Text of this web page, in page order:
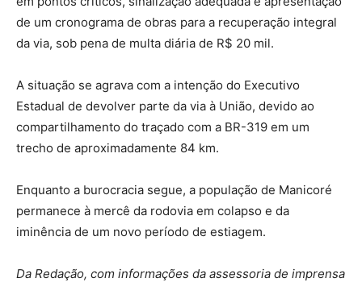
de um cronograma de obras para a recuperação integral
da via, sob pena de multa diária de R$ 20 mil.
A situação se agrava com a intenção do Executivo
Estadual de devolver parte da via à União, devido ao
compartilhamento do traçado com a BR-319 em um
trecho de aproximadamente 84 km.
Enquanto a burocracia segue, a população de Manicoré
permanece à mercê da rodovia em colapso e da
iminência de um novo período de estiagem.
Da Redação, com informações da assessoria de imprensa